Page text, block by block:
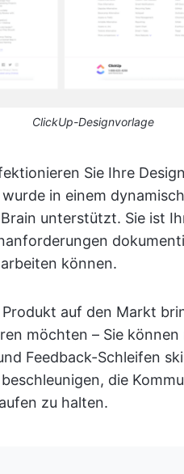
ClickUp-Designvorlage
Sie Ihre
wurde in einem
unterstützt. Sie ist
können.
Produkt auf den Markt
möchten – Sie können
Feedback-Schleifen
die
zu halten.